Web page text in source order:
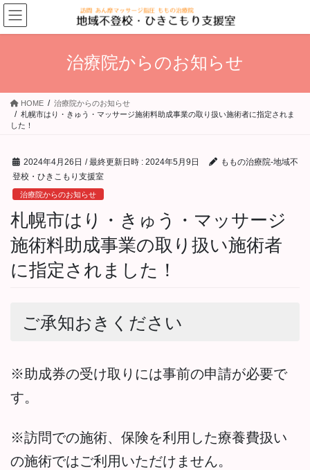
コ
ン
テ
ス
ナ
ビ
ゲ
ン
治療院からのお知らせ
HOME
治療院からのお知らせ
札幌市はり・きゅう・マッサージ施術料助成事業の取り扱い施術者に指定されま
した！
2024年4月26日 / 最終更新日時 : 2024年5月9日
ももの治療院-地域不
登校・ひきこもり支援室
治療院からのお知らせ
札幌市はり・きゅう・マッサージ
施術料助成事業の取り扱い施術者
に指定されました！
ご承知おきください
※助成券の受け取りには事前の申請が必要で
す。
※訪問での施術、保険を利用した療養費扱い
の施術ではご利用いただけません。